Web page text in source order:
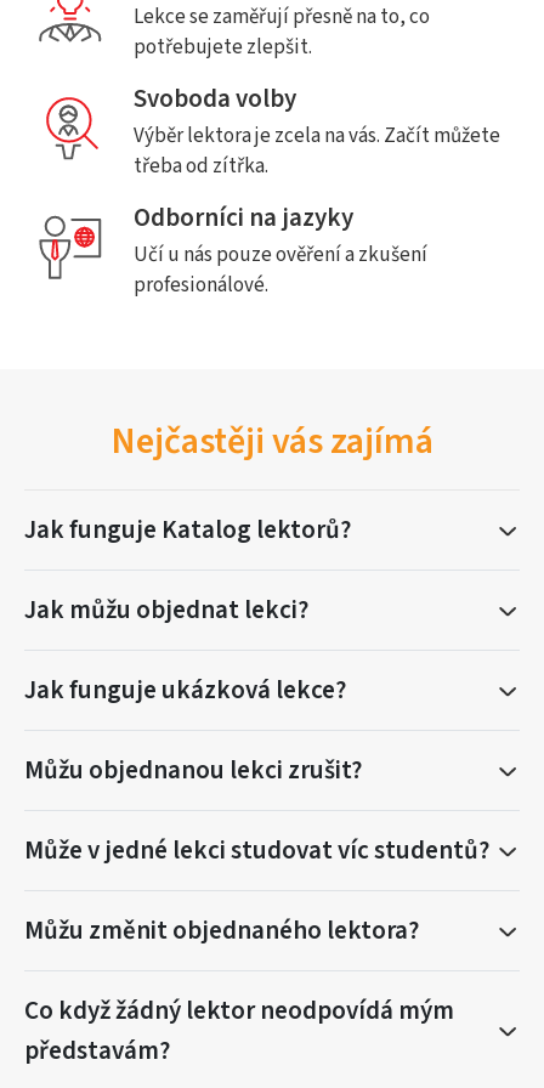
Lekce se zaměřují přesně na to, co
potřebujete zlepšit.
Svoboda volby
Výběr lektora je zcela na vás. Začít můžete
třeba od zítřka.
Odborníci na jazyky
Učí u nás pouze ověření a zkušení
profesionálové.
Nejčastěji vás zajímá
Jak funguje Katalog lektorů?
Jak můžu objednat lekci?
Jak funguje ukázková lekce?
Můžu objednanou lekci zrušit?
Může v jedné lekci studovat víc studentů?
Můžu změnit objednaného lektora?
Co když žádný lektor neodpovídá mým
představám?